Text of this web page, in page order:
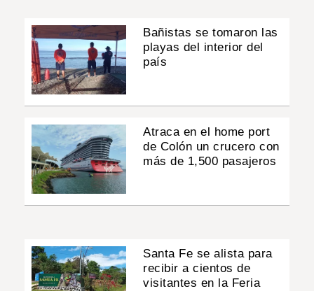
Bañistas se tomaron las
playas del interior del
país
Atraca en el home port
de Colón un crucero con
más de 1,500 pasajeros
Santa Fe se alista para
recibir a cientos de
visitantes en la Feria